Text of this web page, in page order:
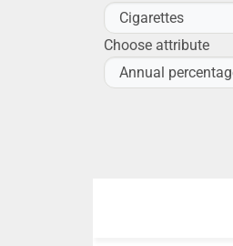
Choose attribute